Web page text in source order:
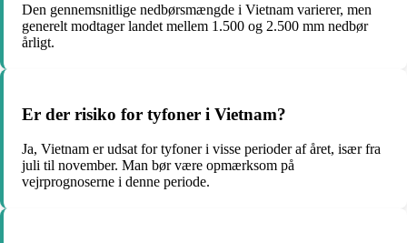
Den gennemsnitlige nedbørsmængde i Vietnam varierer, men
generelt modtager landet mellem 1.500 og 2.500 mm nedbør
årligt.
Er der risiko for tyfoner i Vietnam?
Ja, Vietnam er udsat for tyfoner i visse perioder af året, især fra
juli til november. Man bør være opmærksom på
vejrprognoserne i denne periode.